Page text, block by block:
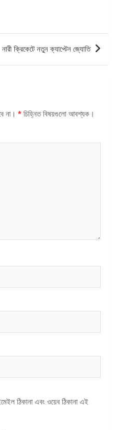
নারী ক্রিকেটে নতুন ক্যাপ্টেন জ্যোতি
না। * চিহ্নিত বিষয়গুলো আবশ্যক।
ঠিকানা এবং ওয়েব ঠিকানা এই